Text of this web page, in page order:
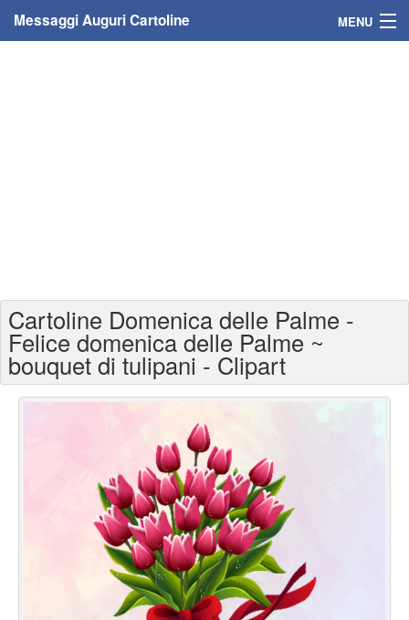
Messaggi Auguri Cartoline MENU
Cartoline auguri anni
Cartoline giorni anno
Cartoline animate
Accedi
Cartoline Domenica delle Palme -
Felice domenica delle Palme ~
bouquet di tulipani - Clipart